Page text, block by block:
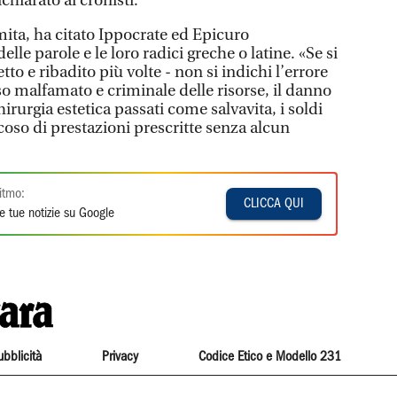
ha citato Ippocrate ed Epicuro
parole e le loro radici greche o latine. «Se si
e ribadito più volte - non si indichi l’errore
malfamato e criminale delle risorse, il danno
estetica passati come salvavita, i soldi
di prestazioni prescritte senza alcun
tue notizie su Google
CLICCA QUI
Privacy Codice Etico e Modello 231